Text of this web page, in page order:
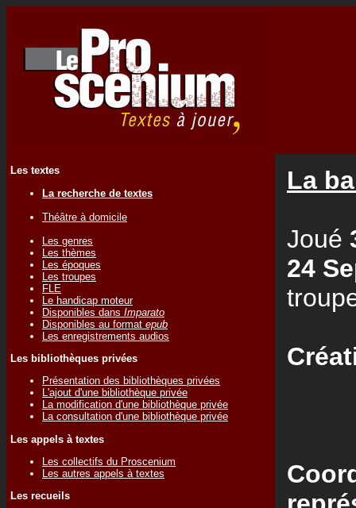
Les textes
La recherche de textes
Théâtre à domicile
Les genres
Les thèmes
Les époques
Les troupes
FLE
Le handicap moteur
Disponibles dans Imparato
Disponibles au format epub
Les enregistrements audios
Les bibliothèques privées
Présentation des bibliothèques privées
L'ajout d'une bibliothèque privée
La modification d'une bibliothèque privée
La consultation d'une bibliothèque privée
Les appels à textes
Les collectifs du Proscenium
Les autres appels à textes
Les recueils
La
Joué
24